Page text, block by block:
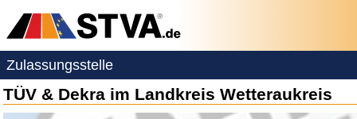
Zulassungsstelle
TÜV & Dekra im Landkreis Wetteraukreis